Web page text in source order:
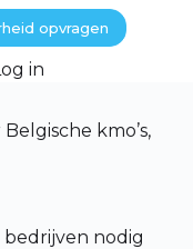
opvragen
in
kmo’s,
nodig